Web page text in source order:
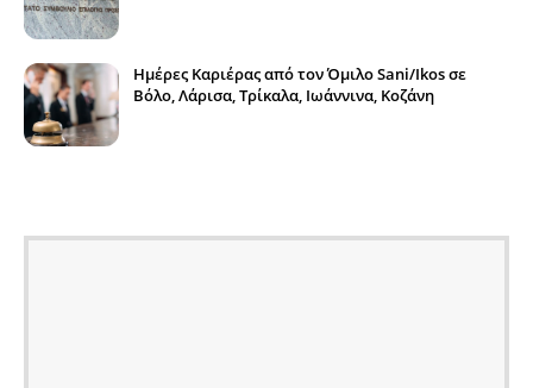
Ημέρες Καριέρας από τον Όμιλο Sani/Ikos σε
Βόλο, Λάρισα, Τρίκαλα, Ιωάννινα, Κοζάνη